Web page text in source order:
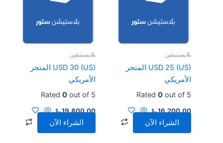
بلايستيشن
USD 25 (US) المتجر
الأمريكي
Rated0 out of 5
16,200.00﷼
الشراء الآن
بلايستيشن
USD 30 (US) المتجر
الأمريكي
Rated0 out of 5
19,800.00﷼
الشراء الآن